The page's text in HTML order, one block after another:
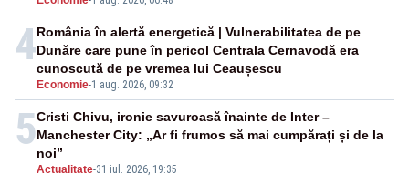
4
Economie-1 aug. 2026, 09:32
România în alertă energetică | Vulnerabilitatea de pe
Dunăre care pune în pericol Centrala Cernavodă era
cunoscută de pe vremea lui Ceaușescu
5
Actualitate-31 iul. 2026, 19:35
Cristi Chivu, ironie savuroasă înainte de Inter –
Manchester City: „Ar fi frumos să mai cumpărați și de la
noi”